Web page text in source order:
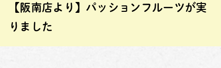
【阪南店より】パッションフルーツが実
りました